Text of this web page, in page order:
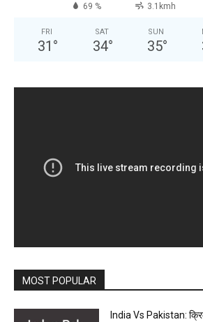
69 % 3.1kmh
FRI
31 °
SAT
34°
SUN
35°
MOST POPULAR
India Vs Pakistan: